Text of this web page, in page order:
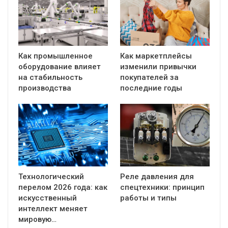
Как промышленное
оборудование влияет
на стабильность
производства
Как маркетплейсы
изменили привычки
покупателей за
последние годы
Технологический
перелом 2026 года: как
искусственный
интеллект меняет
мировую…
Реле давления для
спецтехники: принцип
работы и типы